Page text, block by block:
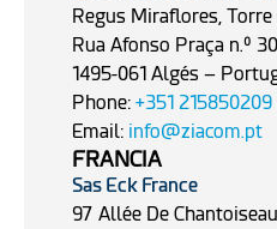
Regus Miraflores,
Rua Afonso Praça n.º
1495-061 Algés –
Phone: +351 215850209
Email: info@ziacom.pt
FRANCIA
Sas Eck France
97 Allée De Chantoiseau